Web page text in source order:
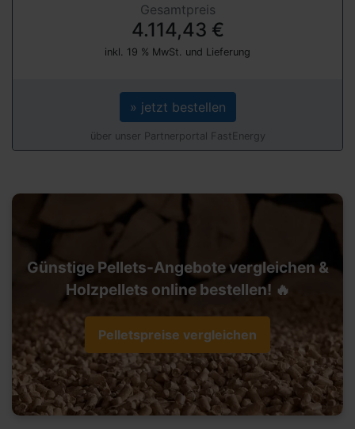
Gesamtpreis
4.114,43 €
inkl. 19 % MwSt. und Lieferung
» jetzt bestellen
über unser Partnerportal FastEnergy
Günstige Pellets-Angebote vergleichen &
Holzpellets online bestellen! 🔥
Pelletspreise vergleichen